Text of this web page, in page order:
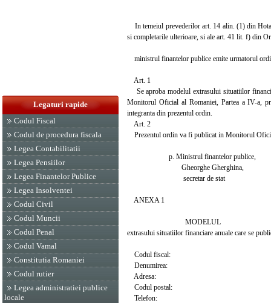
Legaturi rapide
Codul Fiscal
Codul de procedura fiscala
Legea Contabilitatii
Legea Pensiilor
Legea Finantelor Publice
Legea Insolventei
Codul Civil
Codul Muncii
Codul Penal
Codul Vamal
Constitutia Romaniei
Codul rutier
Legea administratiei publice
locale
In temeiul prevederilor art. 14 alin. (1) din
si completarile ulterioare, si ale art. 41 lit. f) din
ministrul finantelor publice emite urmatorul
Art. 1
Se aproba modelul extrasului situatiilor
Monitorul Oficial al Romaniei, Partea a IV-a,
integranta din prezentul ordin.
Art. 2
Prezentul ordin va fi publicat in Monitorul
p. Ministrul finantelor publice,
Gheorghe Gherghina,
secretar de stat
ANEXA 1
MODELUL
extrasului situatiilor financiare anuale care se
Codul fiscal:
Denumirea:
Adresa:
Codul postal:
Telefon: